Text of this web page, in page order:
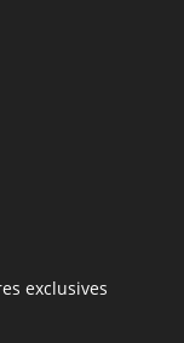
exclusives